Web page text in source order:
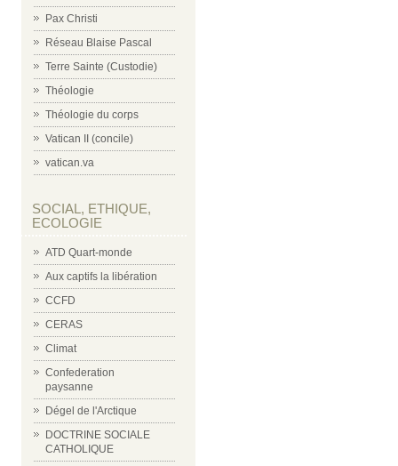
Pax Christi
Réseau Blaise Pascal
Terre Sainte (Custodie)
Théologie
Théologie du corps
Vatican II (concile)
vatican.va
SOCIAL, ETHIQUE,
ECOLOGIE
ATD Quart-monde
Aux captifs la libération
CCFD
CERAS
Climat
Confederation
paysanne
Dégel de l'Arctique
DOCTRINE SOCIALE
CATHOLIQUE